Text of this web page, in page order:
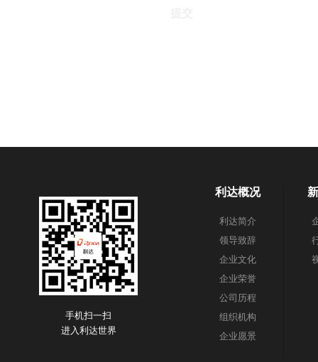
手机扫一扫
进入利达世界
利达概况
利达简介
领导致辞
企业文化
企业荣誉
公司历程
组织机构
企业愿景